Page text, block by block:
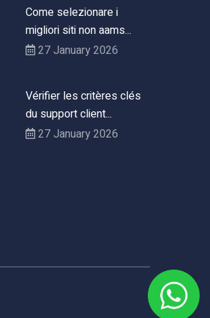
Come selezionare i
migliori siti non aams...
27 January 2026
Vérifier les critères clés
du support client...
27 January 2026